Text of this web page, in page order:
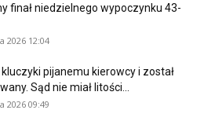
finał niedzielnego wypoczynku 43-
2026 12:04
kluczyki pijanemu kierowcy i został
Sąd nie miał litości...
2026 09:49